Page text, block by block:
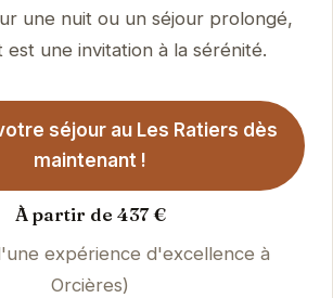
une nuit ou un séjour prolongé,
est une invitation à la sérénité.
séjour au Les Ratiers dès
maintenant !
À partir de 437 €
expérience d'excellence à
Orcières)